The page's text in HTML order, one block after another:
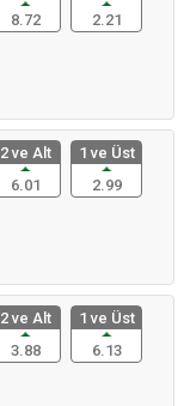
8.72
2.21
2 ve Alt
6.01
1 ve Üst
2.99
2 ve Alt
3.88
1 ve Üst
6.13